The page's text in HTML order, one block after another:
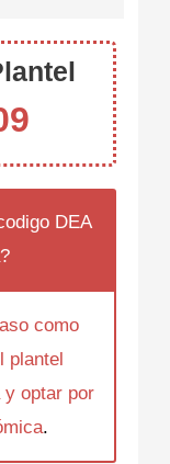
DEA
como
plantel
y optar por
.